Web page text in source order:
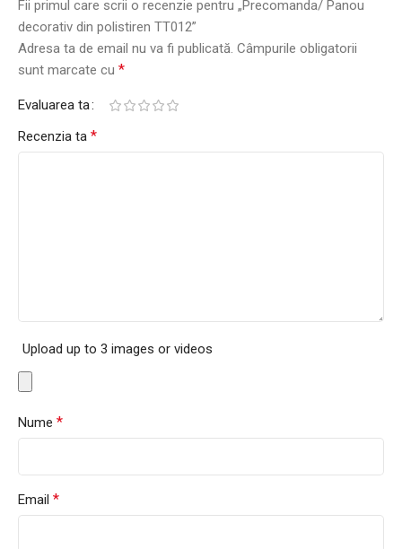
Fii primul care scrii o recenzie pentru „Precomanda/ Panou
decorativ din polistiren TT012”
Adresa ta de email nu va fi publicată. Câmpurile obligatorii
sunt marcate cu *
Evaluarea ta
Recenzia ta *
Upload up to 3 images or videos
Nume *
Email *